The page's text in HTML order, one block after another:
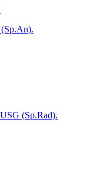
(Sp.An).
(Sp.Rad).